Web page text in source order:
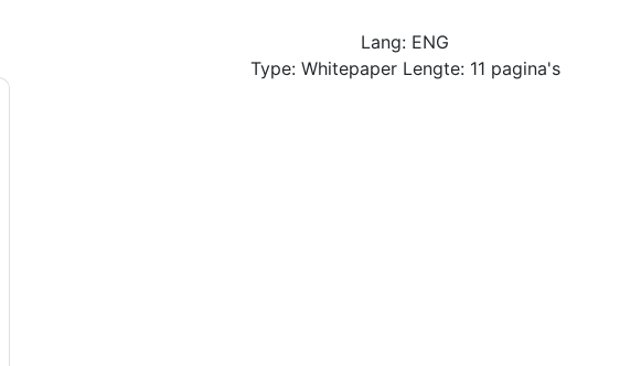
Lang: ENG
Type: Whitepaper Lengte: 11 pagina's